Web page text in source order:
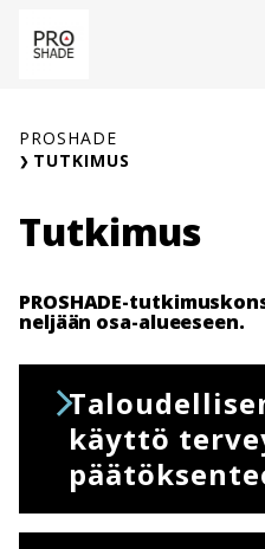
sisältöön
PROSHADE
TUTKIMUS
Tutkimus
PROSHADE-
neljään osa-alueeseen.
käyttö